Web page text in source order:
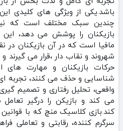
باشد.یکی از ویژگی‌ های کلیدی
چندین سبک مختلف است که
بازیکنان را پوشش می‌ دهد،
مافیا است که در آن بازیکنان در
شهروند و نقاب‌ دار ،قرار می‌ گیرند و
حرکات بازیکنان و مهارت‌ های
شناسایی و حذف می‌ کنند، تجربه‌
واقعی، تحلیل رفتاری و تصمیم‌
می‌ کند و بازیکن را درگیر
کند.بازی کلاسیک منچ که با
سرگرم‌ کننده، رقابتی و تعاملی